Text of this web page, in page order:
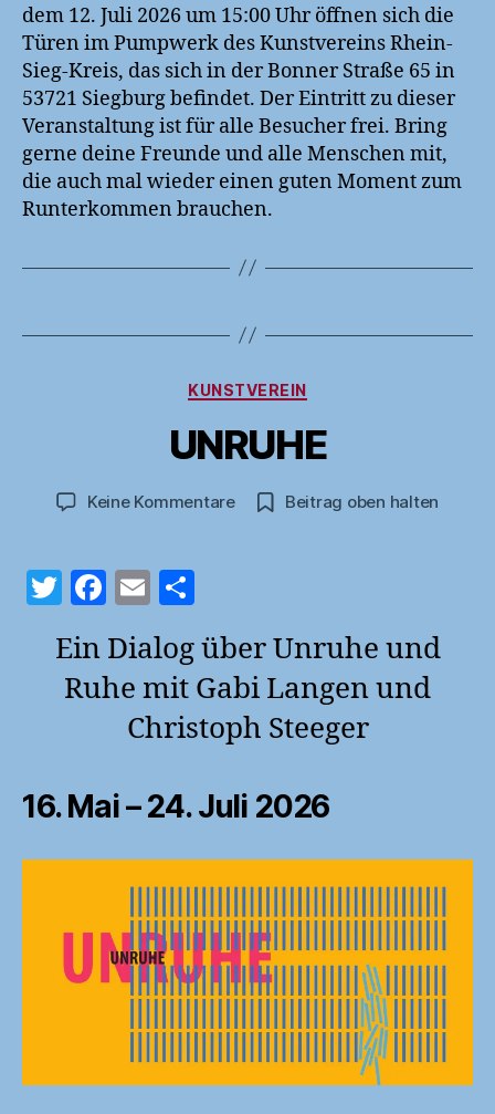
dem 12. Juli 2026 um 15:00 Uhr öffnen sich die
Türen im Pumpwerk des Kunstvereins Rhein-
Sieg-Kreis, das sich in der Bonner Straße 65 in
53721 Siegburg befindet. Der Eintritt zu dieser
Veranstaltung ist für alle Besucher frei. Bring
gerne deine Freunde und alle Menschen mit,
die auch mal wieder einen guten Moment zum
Runterkommen brauchen.
K
u
Kategorien
KUNSTVEREIN
UNRUHE
Beitragsautor
o
n
a
d
Beitragsdatum
M
ai
5
2
Keine Kommentarezu
Beitrag oben halten
T
itt
er
F
c
e
o
E
ai
l
le
n
Ein Dialog über Unruhe und
Ruhe mit Gabi Langen und
Christoph Steeger
16. Mai – 24. Juli 2026